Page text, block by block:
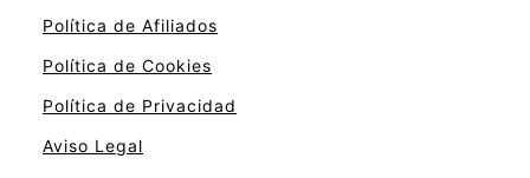
Política de Afiliados
Política de Cookies
Política de Privacidad
Aviso Legal